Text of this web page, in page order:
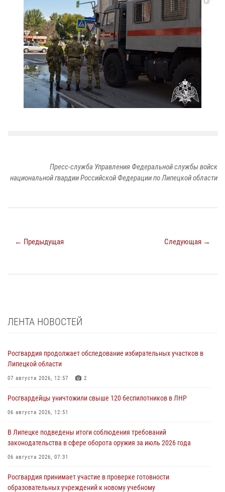
Пресс-служба Управления Федеральной службы войск
национальной гвардии Российской Федерации по Липецкой области
← Предыдущая Следующая →
ЛЕНТА НОВОСТЕЙ
Росгвардия продолжает обследование избирательных участков в
Липецкой области
07 августа 2026, 12:57 2
Росгвардейцы уничтожили свыше 120 беспилотников в ЛНР
06 августа 2026, 12:51
В Липецке подведены итоги соблюдения требований
законодательства в сфере оборота оружия за июль 2026 года
06 августа 2026, 07:31
Росгвардия принимает участие в проверке готовности
образовательных учреждений к новому учебному